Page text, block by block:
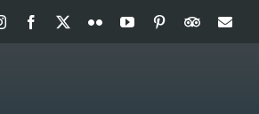
InstagramFacebook FlickrYouTubePinterest